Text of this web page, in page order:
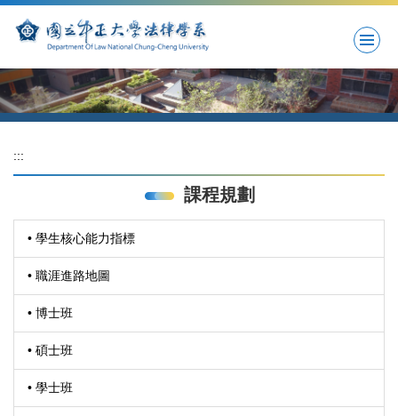
到
要
內
容
區
:::
課程規劃
• 學生核心能力指標
• 職涯進路地圖
• 博士班
• 碩士班
• 學士班